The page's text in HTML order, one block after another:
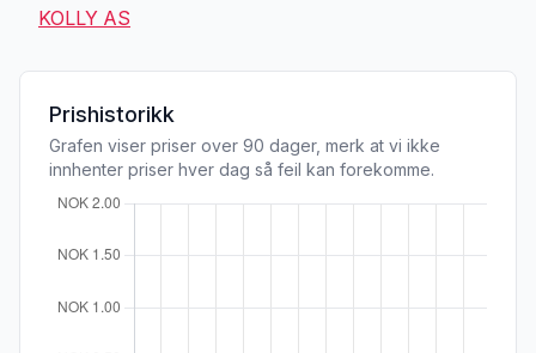
KOLLY AS
Prishistorikk
Grafen viser priser over 90 dager, merk at vi ikke
innhenter priser hver dag så feil kan forekomme.